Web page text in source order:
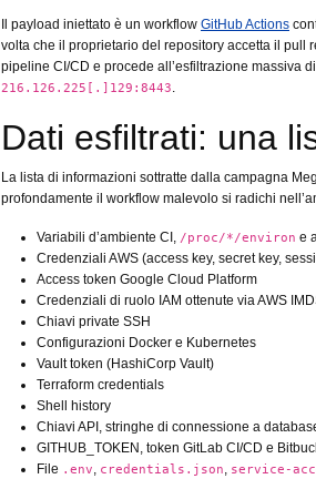
Il payload iniettato è un workflow GitHub Actions
volta che il proprietario del repository accetta il pull
pipeline CI/CD e procede all’esfiltrazione massiva
216.126.225[.]129:8443.
Dati esfiltrati: una
La lista di informazioni sottratte dalla campagna
profondamente il workflow malevolo si radichi
Variabili d’ambiente CI, /proc/*/environ e
Credenziali AWS (access key, secret key,
Access token Google Cloud Platform
Credenziali di ruolo IAM ottenute via AWS
Chiavi private SSH
Configurazioni Docker e Kubernetes
Vault token (HashiCorp Vault)
Terraform credentials
Shell history
Chiavi API, stringhe di connessione a
GITHUB_TOKEN, token GitLab CI/CD e
File .env, credentials.json, service-